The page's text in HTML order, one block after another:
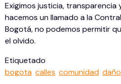
Exigimos justicia, transparencia
hacemos un llamado a la
Bogotá, no podemos permitir
el olvido.
Etiquetado
bogota calles comunidad